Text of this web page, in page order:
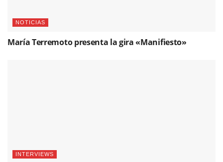
NOTICIAS
María Terremoto presenta la gira «Manifiesto»
INTERVIEWS